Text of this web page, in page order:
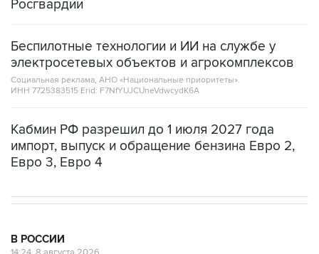
Беспилотные технологии и ИИ на службе у
Социальная реклама, АНО «Национальные приоритеты».
ИНН 7725383515 Erid: F7NfYUJCUneVdwcydK6A
Кабмин РФ разрешил до 1 июля 2027 года
Евро 3, Евро 4
Оборудование на атакованном